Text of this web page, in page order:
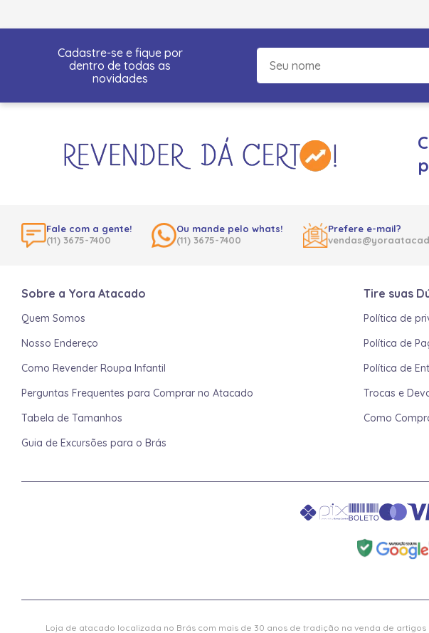
Cadastre-se e fique por
dentro de todas as
novidades
Fale com a gente!
(11) 3675-7400
Ou mande pelo whats!
(11) 3675-7400
Prefere e-mail?
Sobre a Yora Atacado
Quem Somos
Nosso Endereço
Como Revender Roupa Infantil
Perguntas Frequentes para Comprar no Atacado
Tabela de Tamanhos
Guia de Excursões para o Brás
Tire suas
Política de
Política de
Política de
Trocas e
Como
Loja de atacado localizada no Brás com mais de 30 anos de tradição na venda de